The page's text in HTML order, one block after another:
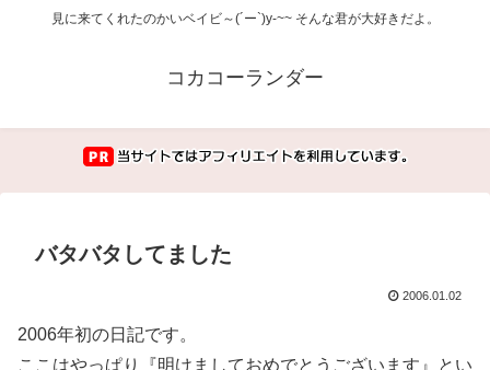
見に来てくれたのかいベイビ～(´ー`)y-~~ そんな君が大好きだよ。
コカコーランダー
バタバタしてました
2006.01.02
2006年初の日記です。
ここはやっぱり『明けましておめでとうございます』とい